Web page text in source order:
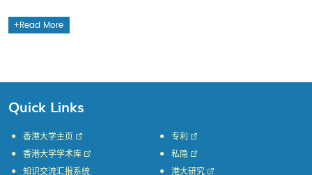
Read More
Quick Links
香港大学主页
香港大学学术库
知识交流汇报系统
专利
私隐
港大研究